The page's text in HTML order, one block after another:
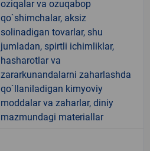
oziqalar va ozuqabop
qo`shimchalar, aksiz
solinadigan tovarlar, shu
jumladan, spirtli ichimliklar,
hasharotlar va
zararkunandalarni zaharlashda
qo`llaniladigan kimyoviy
moddalar va zaharlar, diniy
mazmundagi materiallar